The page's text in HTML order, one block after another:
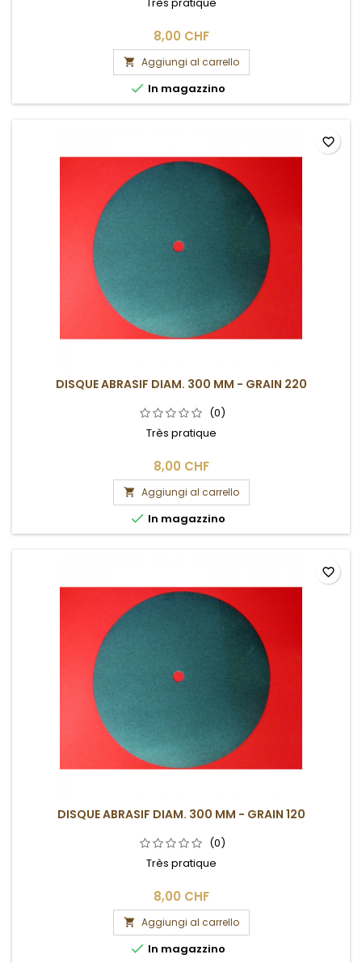
8,00 CHF
 Aggiungi al carrello
 In magazzino
DISQUE ABRASIF DIAM. 300 MM - GRAIN 220
(0)
Très pratique
8,00 CHF
 Aggiungi al carrello
 In magazzino
favorite_border
DISQUE ABRASIF DIAM. 300 MM - GRAIN 120
(0)
Très pratique
8,00 CHF
 Aggiungi al carrello
 In magazzino
favorite_border